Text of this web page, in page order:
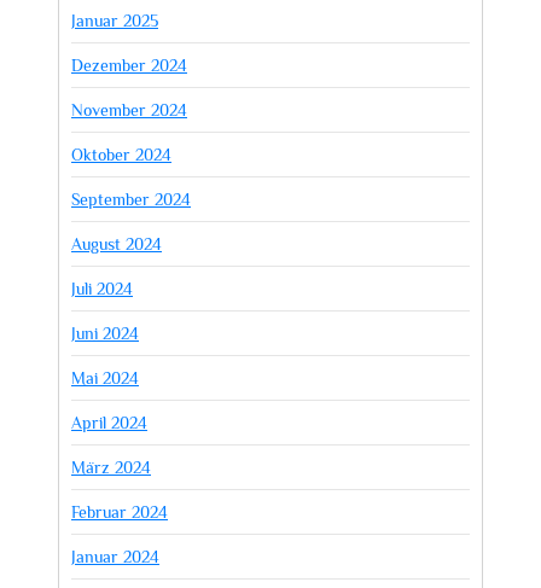
Januar 2025
Dezember 2024
November 2024
Oktober 2024
September 2024
August 2024
Juli 2024
Juni 2024
Mai 2024
April 2024
März 2024
Februar 2024
Januar 2024